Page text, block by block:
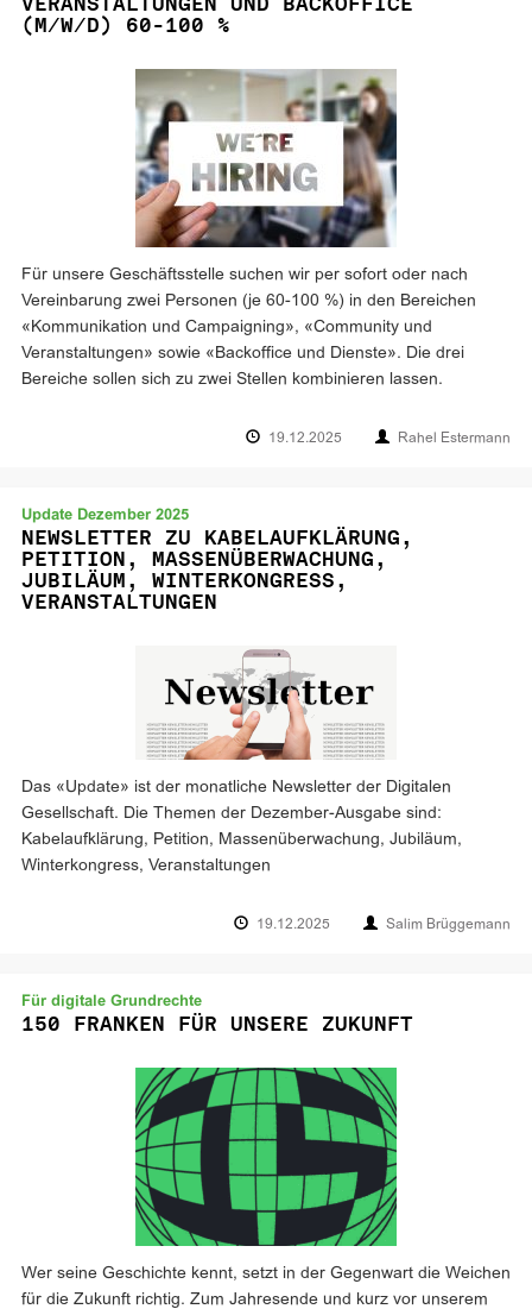
(M/W/D) 60-100 %
Für unsere Geschäftsstelle suchen wir per sofort oder nach
Vereinbarung zwei Personen (je 60-100 %) in den Bereichen
«Kommunikation und Campaigning», «Community und
Veranstaltungen» sowie «Backoffice und Dienste». Die drei
Bereiche sollen sich zu zwei Stellen kombinieren lassen.
19.12.2025 Rahel Estermann
Update Dezember 2025
NEWSLETTER ZU KABELAUFKLÄRUNG,
PETITION, MASSENÜBERWACHUNG,
JUBILÄUM, WINTERKONGRESS,
VERANSTALTUNGEN
Das «Update» ist der monatliche Newsletter der Digitalen
Gesellschaft. Die Themen der Dezember-Ausgabe sind:
Kabelaufklärung, Petition, Massenüberwachung, Jubiläum,
Winterkongress, Veranstaltungen
19.12.2025 Salim Brüggemann
Für digitale Grundrechte
150 FRANKEN FÜR UNSERE ZUKUNFT
Wer seine Geschichte kennt, setzt in der Gegenwart die Weichen
für die Zukunft richtig. Zum Jahresende und kurz vor unserem